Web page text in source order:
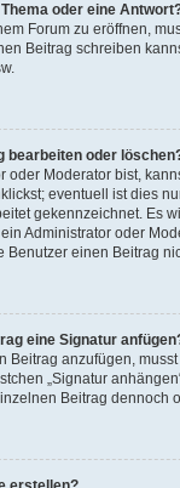
oder eine
Forum zu eröffnen,
Beitrag schreiben
bearbeiten oder
oder Moderator bist,
eventuell ist dies
gekennzeichnet. Es
Administrator oder
Benutzer einen Beitrag
eine Signatur
Beitrag anzufügen,
„Signatur
Beitrag dennoch